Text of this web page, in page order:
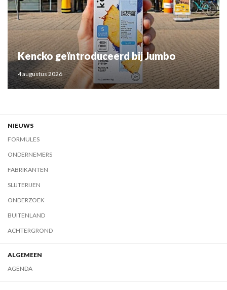
Kencko geïntroduceerd bij Jumbo
4 augustus 2026
NIEUWS
FORMULES
ONDERNEMERS
FABRIKANTEN
SLIJTERIJEN
ONDERZOEK
BUITENLAND
ACHTERGROND
ALGEMEEN
AGENDA